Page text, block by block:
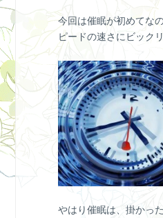
今回は催眠が初めてな
ピードの速さにビックリ
やはり催眠は、掛かっ